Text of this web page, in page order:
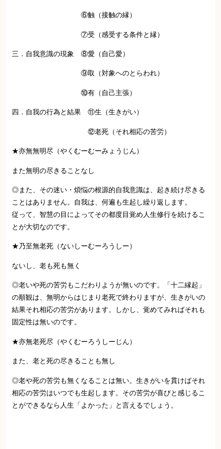
⑥触（接触の縁）
⑦受（感受する条件と縁）
三．自我意識の現象 ⑧愛（自己愛）
⑨取（対象へのとらわれ）
⑩有（自己主張）
四．自我の行為と結果 ⑪生（生きがい）
⑫老死（それ相応の苦労）
★亦無無明尽（やくむーむーみょうじん）
また無明の尽きることなし
◎また、その迷い・煩悩の根源的自我意識は、起き続け尽きる
ことはありません。自我は、何遍も生起し繰り返します。
従って、智慧の目によってその都度目覚め人生修行を続けるこ
とが大切なのです。
★乃至無老死（ないしーむーろうしー）
ないし、老も死も無く
◎老いや死の苦労もこだわりようが無いのです。「十二縁起」
の順観は、無明からはじまり老死で終わりますが、生きがいの
結果それ相応の苦労があります。しかし、覚めてみればそれも
固定性は無いのです。
★亦無老死尽（やくむーろうしーじん）
また、老と死の尽きることも無し
◎老や死の苦労も無くなることは無い。生きがいを貫けばそれ
相応の苦労はいつでも生起します。その苦労が喜びと感じるこ
とができるなら人生「よかった」と言えるでしょう。